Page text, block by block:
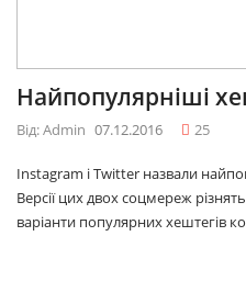
Найпопулярніші
Від: Admin 07.12.2016 25
Instagram і Twitter назвали
Версії цих двох соцмереж
варіанти популярних хештегів